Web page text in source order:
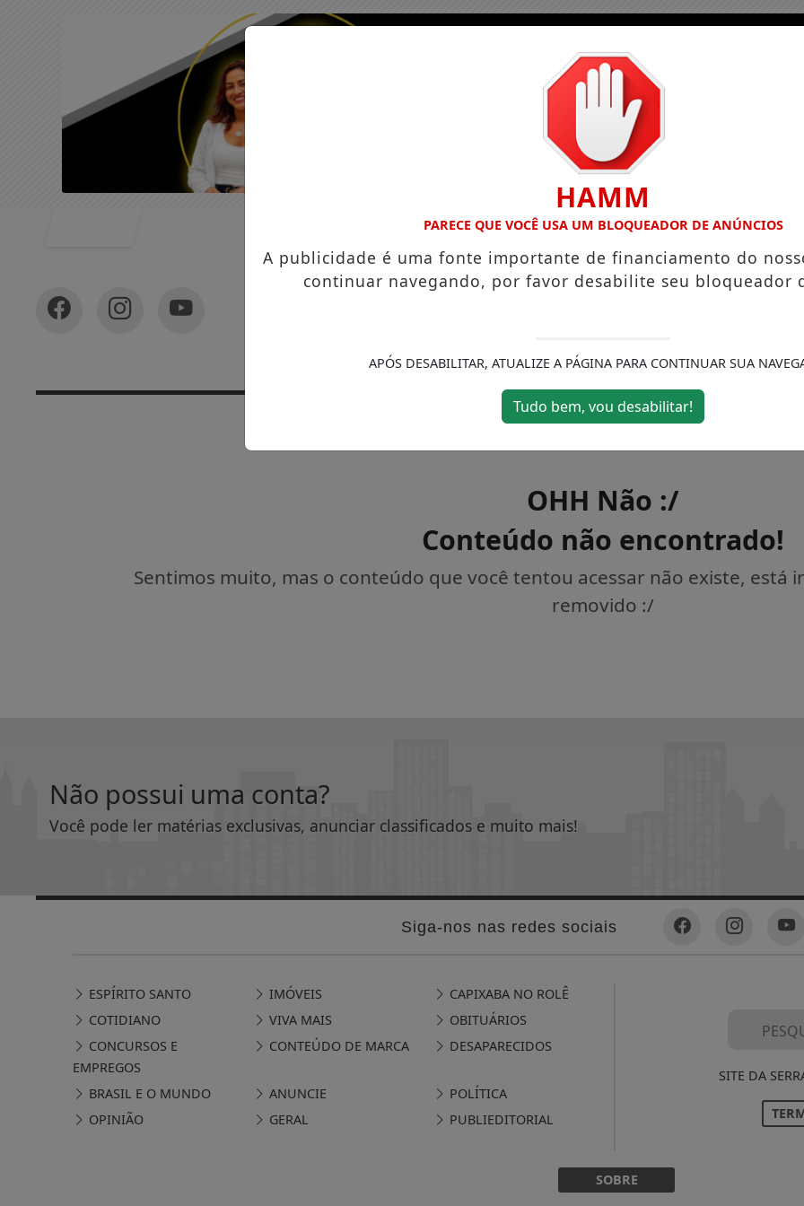
Podcasts
OHH Não :/
Conteúdo não encontrado!
Sentimos muito, mas o conteúdo que você tentou acessar não existe, está
removido :/
Não possui uma conta?
Você pode ler matérias exclusivas, anunciar classificados e muito mais!
Siga-nos nas redes sociais
ESPÍRITO SANTO IMÓVEIS
CAPIXABA NO ROLÊ
COTIDIANO
VIVA MAIS
OBITUÁRIOS
CONCURSOS E
EMPREGOS
CONTEÚDO DE MARCA DESAPARECIDOS
BRASIL E O MUNDO ANUNCIE
POLÍTICA
OPINIÃO
GERAL PUBLIEDITORIAL
SITE DA
SOBRE
HAMM
PARECE QUE VOCÊ USA UM BLOQUEADOR DE ANÚNCIOS
A publicidade é uma fonte importante de financiamento do
continuar navegando, por favor desabilite seu bloqueador
APÓS DESABILITAR, ATUALIZE A PÁGINA PARA CONTINUAR SUA
Tudo bem, vou desabilitar!